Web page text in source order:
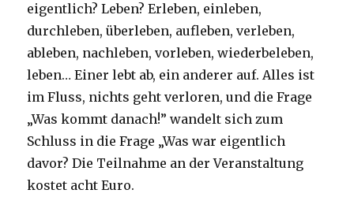
eigentlich? Leben? Erleben, einleben,
durchleben, überleben, aufleben, verleben,
ableben, nachleben, vorleben, wiederbeleben,
leben… Einer lebt ab, ein anderer auf. Alles ist
im Fluss, nichts geht verloren, und die Frage
„Was kommt danach!” wandelt sich zum
Schluss in die Frage „Was war eigentlich
davor? Die Teilnahme an der Veranstaltung
kostet acht Euro.